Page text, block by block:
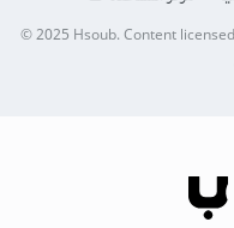
© 2025Hsoub.Content